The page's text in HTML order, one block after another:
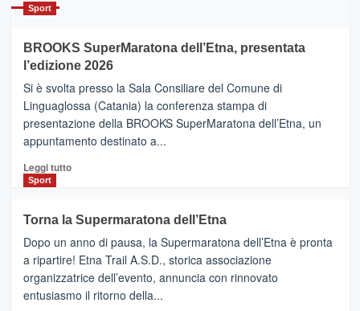
con
la
Al
via
i
collegamenti
Sport
BROOKS SuperMaratona dell’Etna, presentata
l’edizione 2026
Si è svolta presso la Sala Consiliare del Comune di
Linguaglossa (Catania) la conferenza stampa di
presentazione della BROOKS SuperMaratona dell’Etna, un
appuntamento destinato a...
Leggi tuttoLeggi
BROOKS
SuperMaratona
dell’Etna,
presentata
l’edizione
2026
Sport
Torna la Supermaratona dell’Etna
Dopo un anno di pausa, la Supermaratona dell’Etna è pronta
a ripartire! Etna Trail A.S.D., storica associazione
organizzatrice dell’evento, annuncia con rinnovato
entusiasmo il ritorno della...